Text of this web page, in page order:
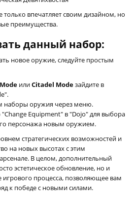
только впечатляет своим дизайном, но
преимущества.
данный набор:
новое оружие, следуйте простым
илиCitadel Modeзайдите в
наборы оружия через меню.
Equipment" в "Dojo" для выбора
персонажа новым оружием.
стратегических возможностей и
на новых высотах с этим
В целом, дополнительный
эстетическое обновление, но и
процесса, позволяющее вам
к победе с новыми силами.